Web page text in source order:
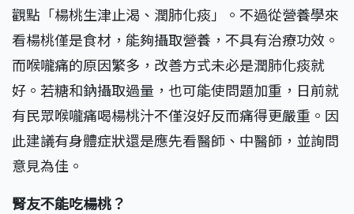
觀點「楊桃生津止渴、潤肺化痰」。不過從營養學來
看楊桃僅是食材，能夠攝取營養，不具有治療功效。
而喉嚨痛的原因繁多，改善方式未必是潤肺化痰就
好。若糖和鈉攝取過量，也可能使問題加重，日前就
有民眾喉嚨痛喝楊桃汁不僅沒好反而痛得更嚴重。因
此建議有身體症狀還是應先看醫師、中醫師，並詢問
意見為佳。
腎友不能吃楊桃？